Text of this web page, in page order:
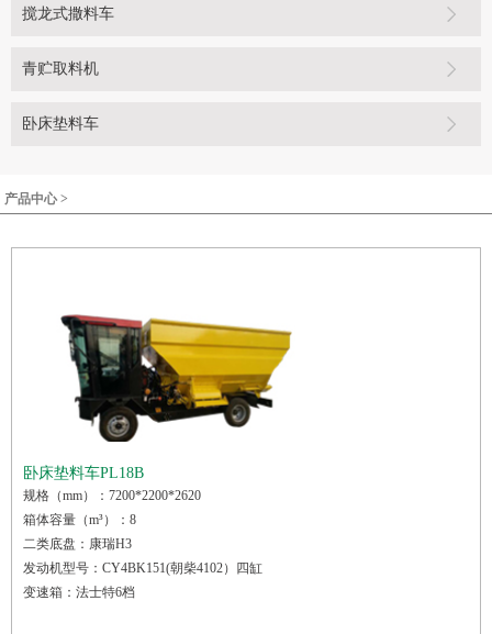
搅龙式撒料车
青贮取料机
卧床垫料车
产品中心 >
卧床垫料车PL18B
规格（mm）：7200*2200*2620
箱体容量（m³）：8
二类底盘：康瑞H3
发动机型号：CY4BK151(朝柴4102）四缸
变速箱：法士特6档